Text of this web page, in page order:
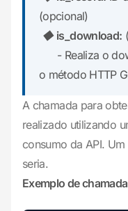
(opcional)
◆ is_download:
- Realiza o
o método HTTP
A chamada para
realizado utilizando
consumo da API.
seria.
Exemplo de